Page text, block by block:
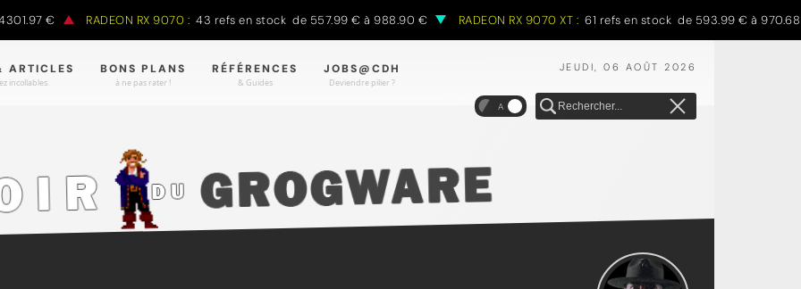
€ RADEON RX 9070 : 43 refs en stock de 557.99 € à 988.90 € RADEON RX 9070 XT : 61 refs en stock de 593.99 € à 970.68 €
JEUDI, 06 AOÛT 2026
ARTICLES
incollables.
BONS PLANS
à ne pas rater !
RÉFÉRENCES
& Guides
JOBS@CDH
Deviendre pilier ?
A